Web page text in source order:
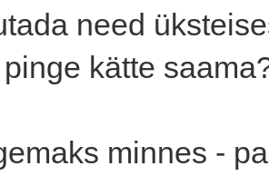
need
kätte
minnes -